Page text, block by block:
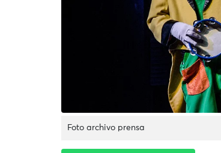
Foto archivo prensa